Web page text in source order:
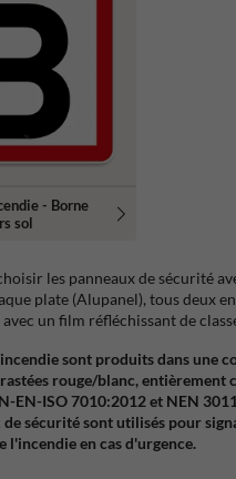
- Borne
sol
les panneaux de sécurité
plate (Alupanel), tous deux
un film réfléchissant de
sont produits dans une
rouge/blanc, entièrement
EN-ISO 7010:2012 et NEN
de sécurité sont utilisés pour
l'incendie en cas d'urgence.